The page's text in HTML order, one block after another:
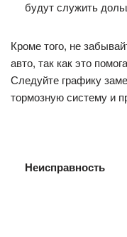
будут служить
Кроме того, не
авто, так как это
Следуйте графику
тормозную систему и
Неисправность